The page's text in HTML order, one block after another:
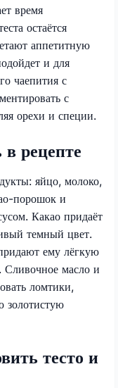
время
остаётся
аппетитную
и для
чаепития с
с
орехи и специи.
рецепте
яйцо, молоко,
порошок и
Какао придаёт
темный цвет.
ему лёгкую
Сливочное масло и
ломтики,
золотистую
тесто и